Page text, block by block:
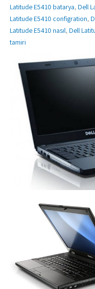
Latitude E5410 batarya, Dell
Latitude E5410 configration,
Latitude E5410 nasıl, Dell
tamiri